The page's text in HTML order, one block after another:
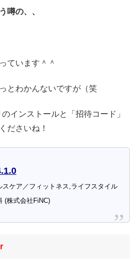
噂の、、
ています＾＾
とわかんないですが（笑
インストールと「招待コード」
ださいね！
スケア／フィットネス,ライフスタイル
(株式会社FiNC)